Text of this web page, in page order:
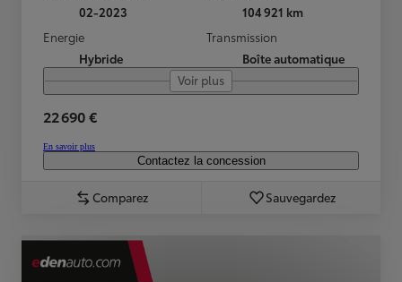
02-2023
104 921 km
Energie
Hybride
Transmission
Boîte automatique
Voir plus
22 690 €
En savoir plus
Contactez la concession
Comparez Sauvegardez